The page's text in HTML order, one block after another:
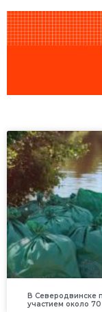
В Северодвинске
участием около